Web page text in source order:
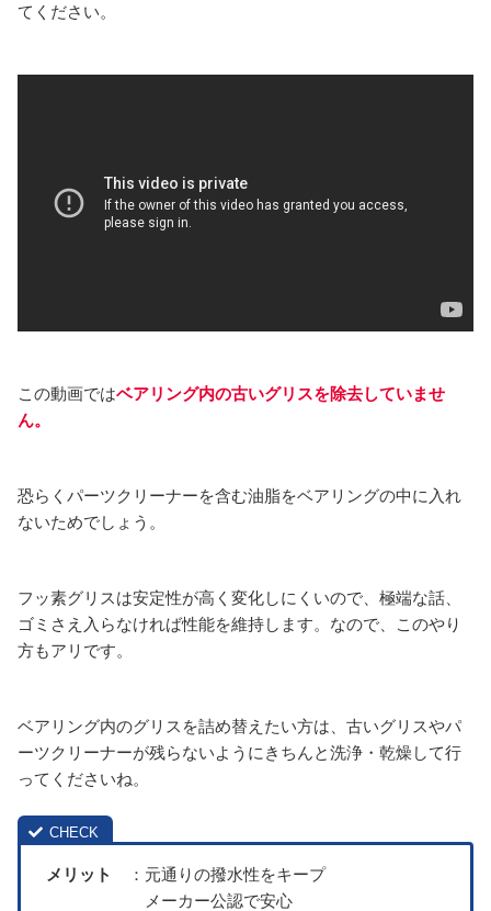
てください。
この動画ではベアリング内の古いグリスを除去していませ
ん。
恐らくパーツクリーナーを含む油脂をベアリングの中に入れ
ないためでしょう。
フッ素グリスは安定性が高く変化しにくいので、極端な話、
ゴミさえ入らなければ性能を維持します。なので、このやり
方もアリです。
ベアリング内のグリスを詰め替えたい方は、古いグリスやパ
ーツクリーナーが残らないようにきちんと洗浄・乾燥して行
ってくださいね。
メリット
：元通りの撥水性をキープ
メーカー公認で安心